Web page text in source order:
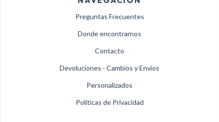
Preguntas Frecuentes
Donde encontrarnos
Contacto
Devoluciones - Cambios y Envios
Personalizados
Políticas de Privacidad